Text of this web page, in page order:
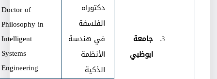
جامعة
ابوظبي
دكتوراه
الفلسفة
في هندسة
الأنظمة
الذكية
Doctor of
Philosophy in
Intelligent
Systems
Engineering